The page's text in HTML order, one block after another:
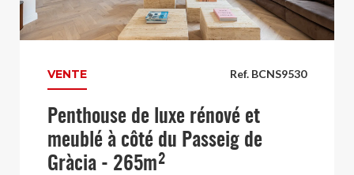
Ref. BCNS9530
VENTE
Penthouse de luxe rénové et
meublé à côté du Passeig de
Gràcia - 265m²